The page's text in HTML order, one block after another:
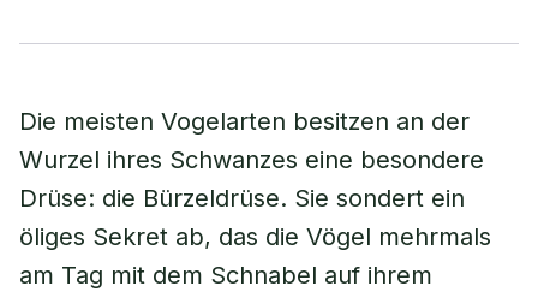
Die meisten Vogelarten besitzen an der
Wurzel ihres Schwanzes eine besondere
Drüse: die Bürzeldrüse. Sie sondert ein
öliges Sekret ab, das die Vögel mehrmals
am Tag mit dem Schnabel auf ihrem